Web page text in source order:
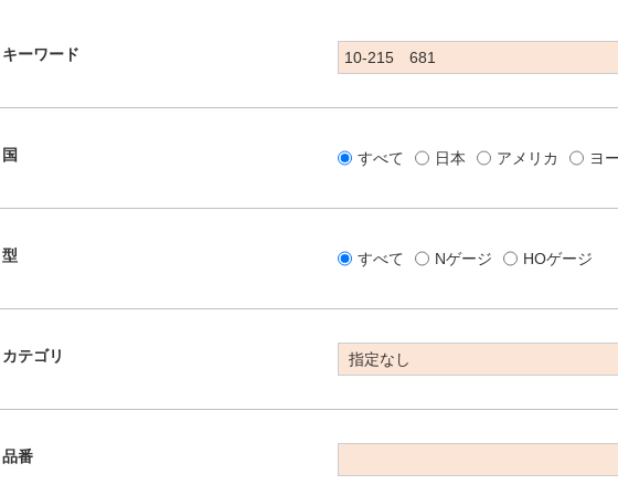
キーワード
国 すべて 日本 アメリカ ヨ
型 すべて Nゲージ HOゲージ
カテゴリ
品番